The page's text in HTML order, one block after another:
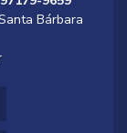
Bárbara